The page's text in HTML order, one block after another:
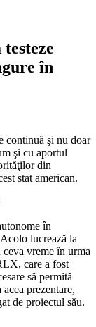
în
continuă şi nu doar
şi cu aportul
din
stat american.
în
lucrează la
vreme în urma
care a fost
să permită
prezentare,
de proiectul său.